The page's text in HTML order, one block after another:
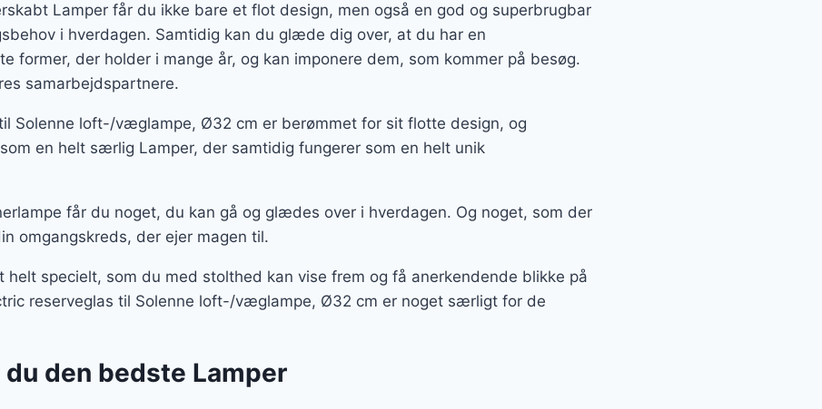
Lamper får du ikke bare et flot design, men også en god og superbrugbar
i hverdagen. Samtidig kan du glæde dig over, at du har en
former, der holder i mange år, og kan imponere dem, som kommer på besøg.
samarbejdspartnere.
Solenne loft-/væglampe, Ø32 cm er berømmet for sit flotte design, og
en helt særlig Lamper, der samtidig fungerer som en helt unik
får du noget, du kan gå og glædes over i hverdagen. Og noget, som der
omgangskreds, der ejer magen til.
helt specielt, som du med stolthed kan vise frem og få anerkendende blikke på
reserveglas til Solenne loft-/væglampe, Ø32 cm er noget særligt for de
den bedste Lamper